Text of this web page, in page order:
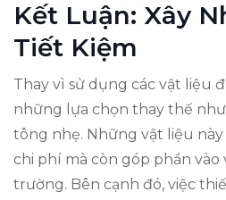
Kết Luận: Xây
Tiết Kiệm
Thay vì sử dụng các vật liệu
những lựa chọn thay thế
tông nhẹ. Những vật liệu
chi phí mà còn góp phần vào
trường. Bên cạnh đó, việc